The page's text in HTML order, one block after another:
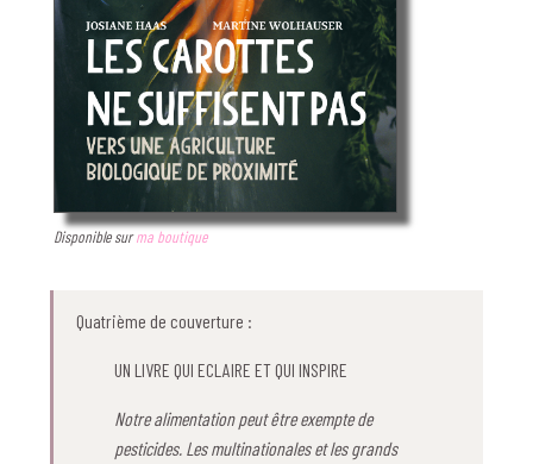
Disponible surma boutique
Quatrième de couverture :
UN LIVRE QUI ECLAIRE ET QUI INSPIRE
Notre alimentation peut être exempte de
pesticides. Les multinationales et les grands